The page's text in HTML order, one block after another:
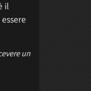
il
un